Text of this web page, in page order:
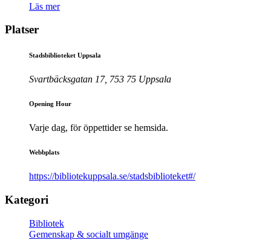
Läs mer
Platser
Stadsbiblioteket Uppsala
Svartbäcksgatan 17, 753 75 Uppsala
Opening Hour
Varje dag, för öppettider se hemsida.
Webbplats
https://bibliotekuppsala.se/stadsbiblioteket#/
Kategori
Bibliotek
Gemenskap & socialt umgänge